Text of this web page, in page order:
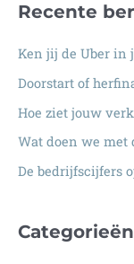
k
a
a
r
:
Recente
Ken jij de Uber in
Doorstart of
Hoe ziet jouw
Wat doen we met
De bedrijfscijfers
Categorieën